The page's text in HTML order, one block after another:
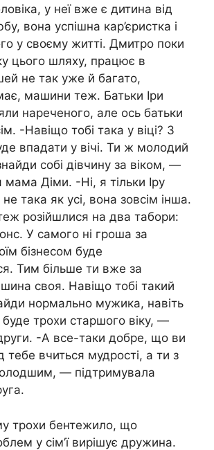
у неї вже є дитина від
вона успішна кар’єристка і
у своєму житті. Дмитро поки
цього шляху, працює в
не так уже й багато,
машини теж. Батьки Іри
нареченого, але ось батьки
-Навіщо тобі така у віці? З
впадати у вічі. Ти ж молодий
собі дівчину за віком, —
Діми. -Ні, я тільки Іру
така як усі, вона зовсім інша.
розійшлися на два табори:
У самого ні гроша за
бізнесом буде
Тим більше ти вже за
своя. Навіщо тобі такий
нормально мужика, навіть
трохи старшого віку, —
-А все-таки добре, що ви
тебе вчиться мудрості, а ти з
— підтримувала
трохи бентежило, що
у сім’ї вирішує дружина.